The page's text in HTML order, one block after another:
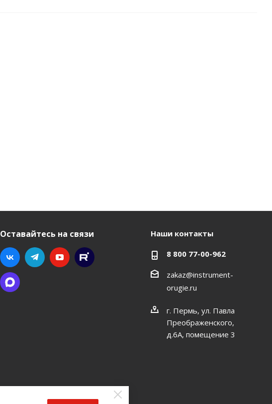
Оставайтесь на связи Наши контакты
8 800 77-00-962
zakaz@instrument-
orugie.ru
г. Пермь, ул. Павла
Преображенского,
д.6А, помещение 3